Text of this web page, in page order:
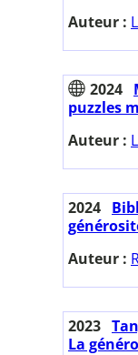
Auteur :
2024
puzzles
Auteur :
2024
Auteur :
2023
La